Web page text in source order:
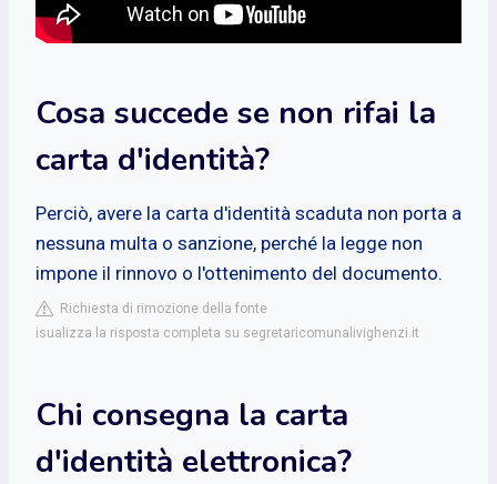
Cosa succede se non rifai la
carta d'identità?
Perciò, avere la carta d'identità scaduta non porta a
nessuna multa o sanzione, perché la legge non
impone il rinnovo o l'ottenimento del documento.
Richiesta di rimozione della fonte
isualizza la risposta completa su segretaricomunalivighenzi.it
Chi consegna la carta
d'identità elettronica?